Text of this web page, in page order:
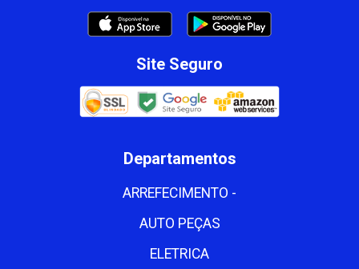
Site Seguro
Departamentos
ARREFECIMENTO -
AUTO PEÇAS
ELETRICA